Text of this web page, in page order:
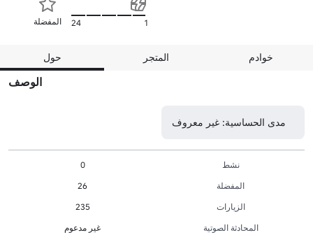
المفضلة 24 1
حول المتجر خوادم
الوصف
مدى الحساسية: غير معروف
نشط
0
المفضلة
26
الزيارات
235
المحادثة الصوتية
غير مدعوم